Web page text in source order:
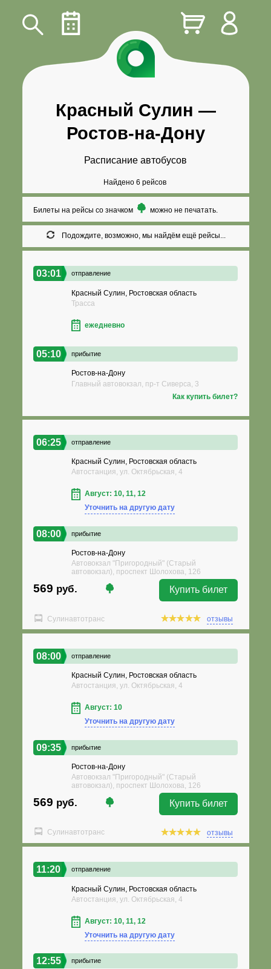
Красный Сулин —
Ростов-на-Дону
Расписание автобусов
Найдено 6 рейсов
Билеты на рейсы со значком можно не печатать.
Подождите, возможно, мы найдём ещё рейсы...
03:01 отправление
Красный Сулин, Ростовская область
Трасса
ежедневно
05:10 прибытие
Ростов-на-Дону
Главный автовокзал, пр-т Сиверса, 3
Как купить билет?
06:25 отправление
Красный Сулин, Ростовская область
Автостанция, ул. Октябрьская, 4
Август: 10, 11, 12
Уточнить на другую дату
08:00 прибытие
Ростов-на-Дону
Автовокзал "Пригородный" (Старый
автовокзал), проспект Шолохова, 126
569 руб. Купить билет
Сулинавтотранс отзывы
08:00 отправление
Красный Сулин, Ростовская область
Автостанция, ул. Октябрьская, 4
Август: 10
Уточнить на другую дату
09:35 прибытие
Ростов-на-Дону
Автовокзал "Пригородный" (Старый
автовокзал), проспект Шолохова, 126
569 руб. Купить билет
Сулинавтотранс отзывы
11:20 отправление
Красный Сулин, Ростовская область
Автостанция, ул. Октябрьская, 4
Август: 10, 11, 12
Уточнить на другую дату
12:55 прибытие